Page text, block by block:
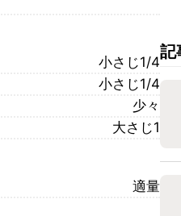
小さじ1/4
小さじ1/4
少々
大さじ1
適量
記